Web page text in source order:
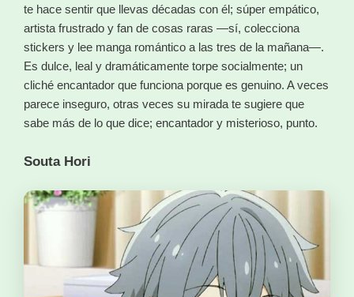
te hace sentir que llevas décadas con él; súper empático,
artista frustrado y fan de cosas raras —sí, colecciona
stickers y lee manga romántico a las tres de la mañana—.
Es dulce, leal y dramáticamente torpe socialmente; un
cliché encantador que funciona porque es genuino. A veces
parece inseguro, otras veces su mirada te sugiere que
sabe más de lo que dice; encantador y misterioso, punto.
Souta Hori